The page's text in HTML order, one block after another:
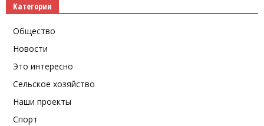
Категории
Общество
Новости
Это интересно
Сельское хозяйство
Наши проекты
Спорт